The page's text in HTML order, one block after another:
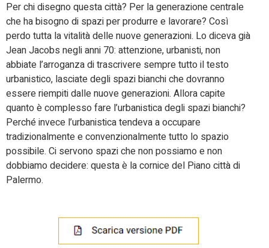
Per chi disegno questa città? Per la generazione centrale
che ha bisogno di spazi per produrre e lavorare? Così
perdo tutta la vitalità delle nuove generazioni. Lo diceva già
Jean Jacobs negli anni 70: attenzione, urbanisti, non
abbiate l’arroganza di trascrivere sempre tutto il testo
urbanistico, lasciate degli spazi bianchi che dovranno
essere riempiti dalle nuove generazioni. Allora capite
quanto è complesso fare l’urbanistica degli spazi bianchi?
Perché invece l’urbanistica tendeva a occupare
tradizionalmente e convenzionalmente tutto lo spazio
possibile. Ci servono spazi che non possiamo e non
dobbiamo decidere: questa è la cornice del Piano città di
Palermo.